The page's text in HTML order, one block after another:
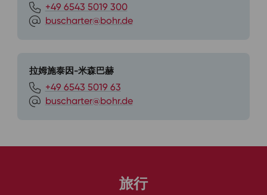
+49 6543 5019 300
buscharter@bohr.de
拉姆施泰因-米森巴赫
+49 6543 5019 63
buscharter@bohr.de
旅行